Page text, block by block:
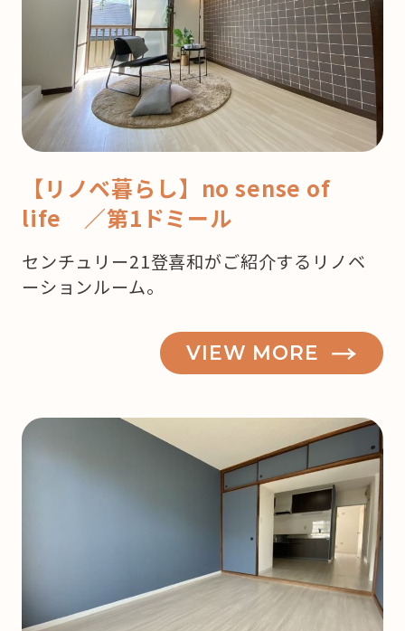
【リノベ暮らし】no sense of
life ／第1ドミール
センチュリー21登喜和がご紹介するリノベ
ーションルーム。
VIEW MORE